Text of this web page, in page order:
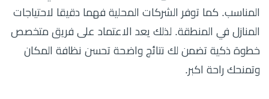
المناسب. كما توفر الشركات المحلية فهما دقيقا لاحتياجات
المنازل في المنطقة. لذلك يعد الاعتماد على فريق متخصص
خطوة ذكية تضمن لك نتائج واضحة تحسن نظافة المكان
وتمنحك راحة اكبر.